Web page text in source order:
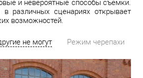
и невероятные способы съемки.
в различных сценариях открывает
возможностей.
не могут Режим черепахи